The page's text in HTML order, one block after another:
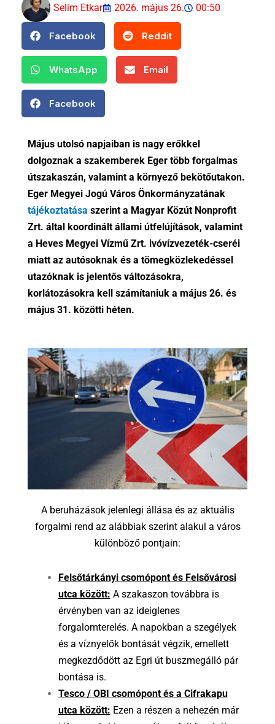
Selim Etkar
2026. május 26. 00:50
Facebook Reddit
WhatsApp Email
Facebook
Május utolsó napjaiban is nagy erőkkel
dolgoznak a szakemberek Eger több forgalmas
útszakaszán, valamint a környező bekötőutakon.
Eger Megyei Jogú Város Önkormányzatának
tájékoztatása szerint a Magyar Közút Nonprofit
Zrt. által koordinált állami útfelújítások, valamint
a Heves Megyei Vízmű Zrt. ivóvízvezeték-cseréi
miatt az autósoknak és a tömegközlekedéssel
utazóknak is jelentős változásokra,
korlátozásokra kell számítaniuk a május 26. és
május 31. közötti héten.
A beruházások jelenlegi állása és az aktuális
forgalmi rend az alábbiak szerint alakul a város
különböző pontjain:
Felsőtárkányi csomópont és Felsővárosi
utca között: A szakaszon továbbra is
érvényben van az ideiglenes
forgalomterelés. A napokban a szegélyek
és a víznyelők bontását végzik, emellett
megkezdődött az Egri út buszmegálló pár
bontása is.
Tesco / OBI csomópont és a Cifrakapu
utca között: Ezen a részen a nehezén már